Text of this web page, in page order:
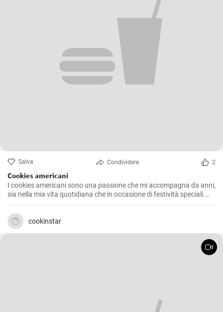
Salva Condividere 2
Cookies americani
I cookies americani sono una passione che mi accompagna da anni,
sia nella mia vita quotidiana che in occasione di festività speciali.
Questa ricetta che voglio condividere con voi è l'espressione di
numerosi esperimenti in cucina, alla ricerca della consistenza e del
sapore perfetti. Dopo aver provato diverse varianti, ho deciso di
offrire la mia versione che combina l'esclusiva morbidezza interna e
cookinstar